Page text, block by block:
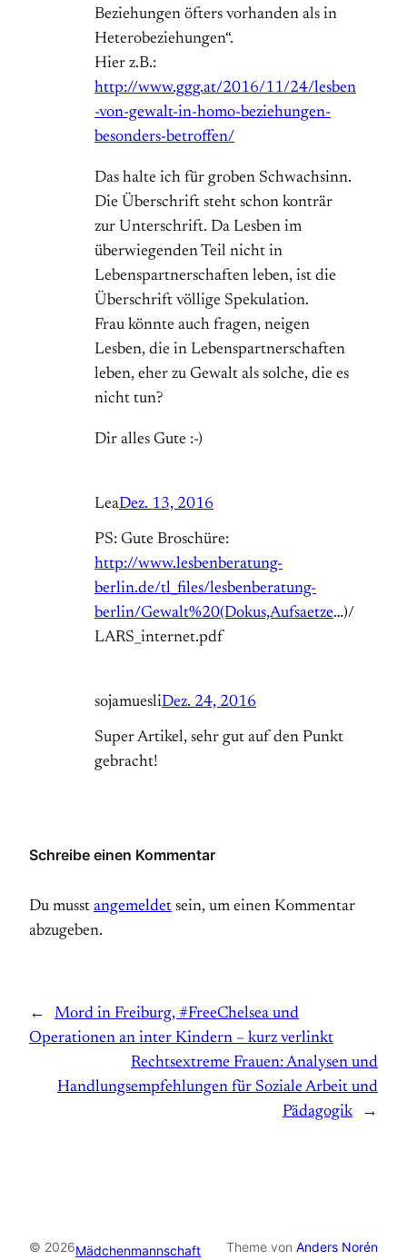
Beziehungen öfters vorhanden als in
Heterobeziehungen“.
Hier z.B.:
http://www.ggg.at/2016/11/24/lesben
-von-gewalt-in-homo-beziehungen-
besonders-betroffen/
Das halte ich für groben Schwachsinn.
Die Überschrift steht schon konträr
zur Unterschrift. Da Lesben im
überwiegenden Teil nicht in
Lebenspartnerschaften leben, ist die
Überschrift völlige Spekulation.
Frau könnte auch fragen, neigen
Lesben, die in Lebenspartnerschaften
leben, eher zu Gewalt als solche, die es
nicht tun?
Dir alles Gute :-)
LeaDez. 13, 2016
PS: Gute Broschüre:
http://www.lesbenberatung-
berlin.de/tl_files/lesbenberatung-
berlin/Gewalt%20(Dokus,Aufsaetze…)/
LARS_internet.pdf
sojamuesliDez. 24, 2016
Super Artikel, sehr gut auf den Punkt
gebracht!
Schreibe einen Kommentar
Du musst angemeldet sein, um einen Kommentar
abzugeben.
←
Mord in Freiburg, #FreeChelsea und
Operationen an inter Kindern – kurz verlinkt
Rechtsextreme Frauen: Analysen und
Handlungsempfehlungen für Soziale Arbeit und
Pädagogik
→
© 2026Mädchenmannschaft Theme von Anders Norén